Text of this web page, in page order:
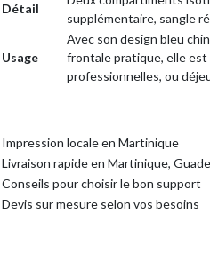
Détail
supplémentaire, sangle
Usage
Avec son design bleu
frontale pratique, elle
professionnelles, ou
Impression locale en Martinique
Livraison rapide en Martinique,
Conseils pour choisir le bon support
Devis sur mesure selon vos besoins